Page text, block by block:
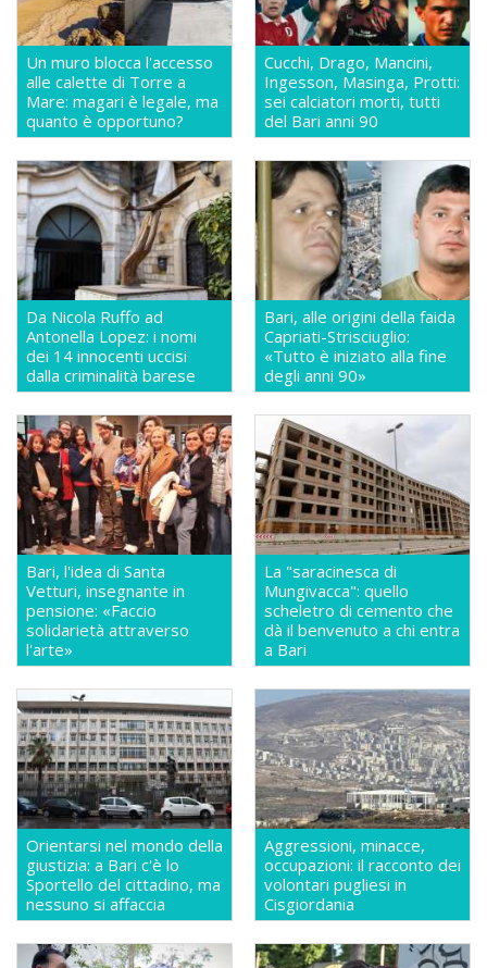
Un muro blocca l'accesso
alle calette di Torre a
Mare: magari è legale, ma
quanto è opportuno?
Cucchi, Drago, Mancini,
Ingesson, Masinga, Protti:
sei calciatori morti, tutti
del Bari anni 90
Da Nicola Ruffo ad
Antonella Lopez: i nomi
dei 14 innocenti uccisi
dalla criminalità barese
Bari, alle origini della faida
Capriati-Strisciuglio:
«Tutto è iniziato alla fine
degli anni 90»
Bari, l'idea di Santa
Vetturi, insegnante in
pensione: «Faccio
solidarietà attraverso
l'arte»
La "saracinesca di
Mungivacca": quello
scheletro di cemento che
dà il benvenuto a chi entra
a Bari
Orientarsi nel mondo della
giustizia: a Bari c'è lo
Sportello del cittadino, ma
nessuno si affaccia
Aggressioni, minacce,
occupazioni: il racconto dei
volontari pugliesi in
Cisgiordania